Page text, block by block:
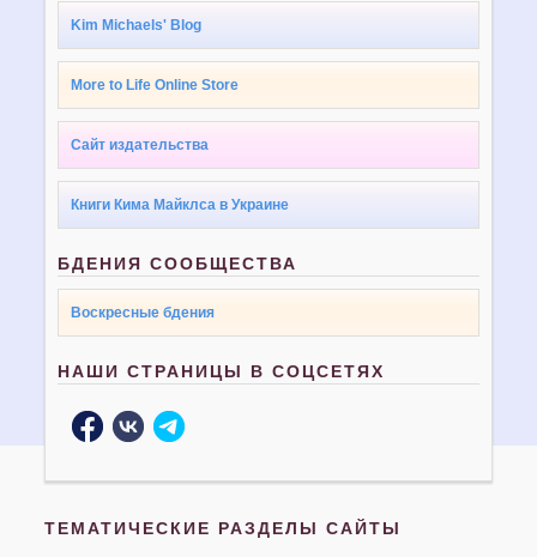
Kim Michaels' Blog
More to Life Online Store
Сайт издательства
Книги Кима Майклса в Украине
БДЕНИЯ СООБЩЕСТВА
Воскресные бдения
НАШИ СТРАНИЦЫ В СОЦСЕТЯХ
ТЕМАТИЧЕСКИЕ РАЗДЕЛЫ САЙТЫ